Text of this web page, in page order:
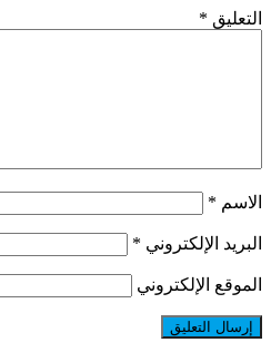
التعليق *
الاسم *
البريد الإلكتروني *
الموقع الإلكتروني